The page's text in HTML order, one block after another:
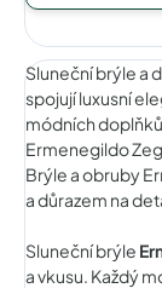
Sluneční brýle a
spojují luxusní
módních
Ermenegildo
Brýle a obruby
a důrazem na
Sluneční brýle
a vkusu. Každý